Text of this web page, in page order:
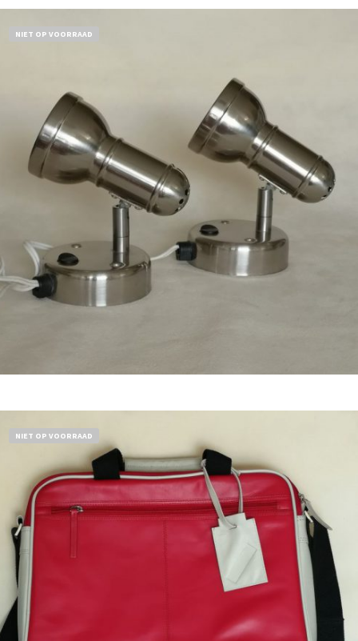
NIET OP VOORRAAD
NIET OP VOORRAAD